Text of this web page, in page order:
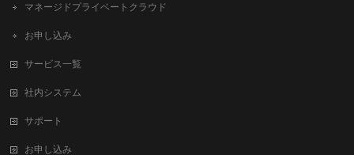
マネージドプライベートクラウド
お申し込み
サービス一覧
社内システム
サポート
お申し込み